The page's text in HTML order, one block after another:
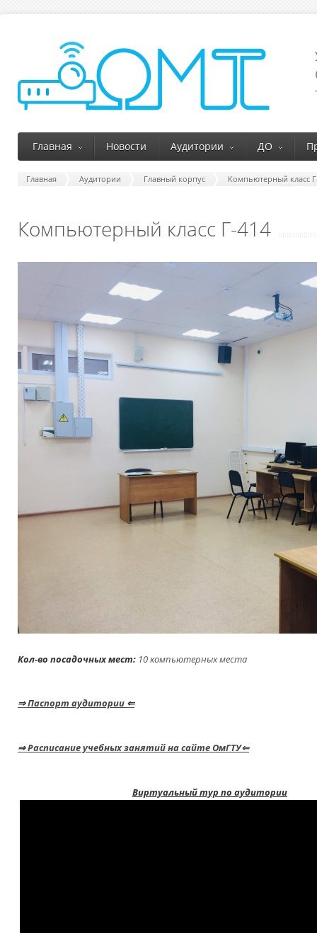
Главная Новости Аудитории ДО
Главная Аудитории Главный корпус Компьютерный класс
Компьютерный класс Г-414
Кол-во посадочных мест: 10компьютерных места
⇒Паспорт аудитории ⇐
⇒Расписание учебных занятий на сайте ОмГТУ⇐
Виртуальный тур по аудитории